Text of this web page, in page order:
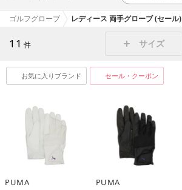
ゴルフグローブ レディース 両手グローブ (セール)
11 件 サイズ
お気に入りブランド セール・クーポン
PUMA PUMA